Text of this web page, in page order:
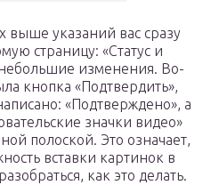
выше указаний вас сразу
страницу: «Статус и
изменения. Во-
кнопка «Подтвердить»,
«Подтверждено», а
значки видео»
полоской. Это означает,
вставки картинок в
как это делать.